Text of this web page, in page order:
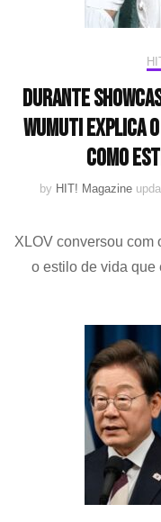
Durante
Wumuti explica
como
by HIT! Magazine
XLOV conversou com
o estilo de vida que